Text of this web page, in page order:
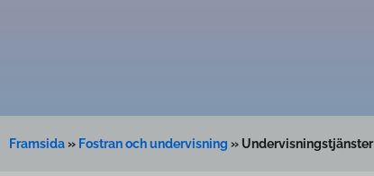
Framsida» Fostran och undervisning » Undervisningstjänster